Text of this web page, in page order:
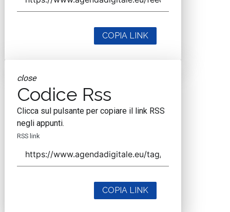
COPIA LINK
close
Codice Rss
Clicca sul pulsante per copiare il link RSS
negli appunti.
RSS link
COPIA LINK